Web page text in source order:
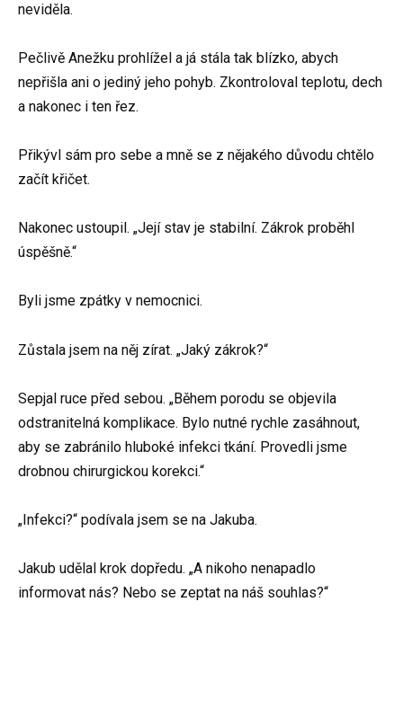
neviděla.
Pečlivě Anežku prohlížel a já stála tak blízko, abych
nepřišla ani o jediný jeho pohyb. Zkontroloval teplotu, dech
a nakonec i ten řez.
Přikývl sám pro sebe a mně se z nějakého důvodu chtělo
začít křičet.
Nakonec ustoupil. „Její stav je stabilní. Zákrok proběhl
úspěšně.“
Byli jsme zpátky v nemocnici.
Zůstala jsem na něj zírat. „Jaký zákrok?“
Sepjal ruce před sebou. „Během porodu se objevila
odstranitelná komplikace. Bylo nutné rychle zasáhnout,
aby se zabránilo hluboké infekci tkání. Provedli jsme
drobnou chirurgickou korekci.“
„Infekci?“ podívala jsem se na Jakuba.
Jakub udělal krok dopředu. „A nikoho nenapadlo
informovat nás? Nebo se zeptat na náš souhlas?“